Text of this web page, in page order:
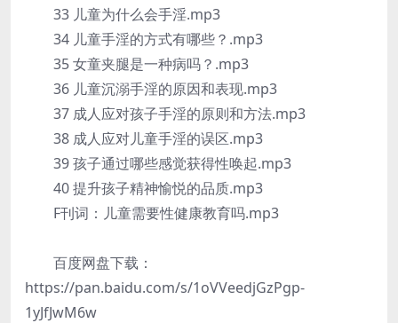
33 儿童为什么会手淫.mp3
34 儿童手淫的方式有哪些？.mp3
35 女童夹腿是一种病吗？.mp3
36 儿童沉溺手淫的原因和表现.mp3
37 成人应对孩子手淫的原则和方法.mp3
38 成人应对儿童手淫的误区.mp3
39 孩子通过哪些感觉获得性唤起.mp3
40 提升孩子精神愉悦的品质.mp3
F刊词：儿童需要性健康教育吗.mp3
百度网盘下载：
https://pan.baidu.com/s/1oVVeedjGzPgp-
1yJfJwM6w